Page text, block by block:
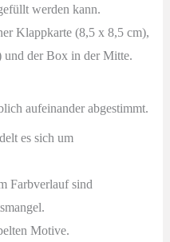
werden kann.
Klappkarte (8,5 x 8,5 cm),
und der Box in der Mitte.
aufeinander abgestimmt.
es sich um
Farbverlauf sind
Motive.